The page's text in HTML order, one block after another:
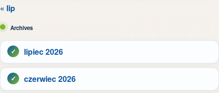
« lip
Archives
lipiec 2026
czerwiec 2026